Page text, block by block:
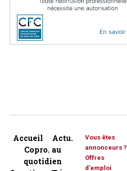
Accueil
Actu.
Copro. au
quotidien
Vous êtes
annonceurs ?
Offres
d'emploi